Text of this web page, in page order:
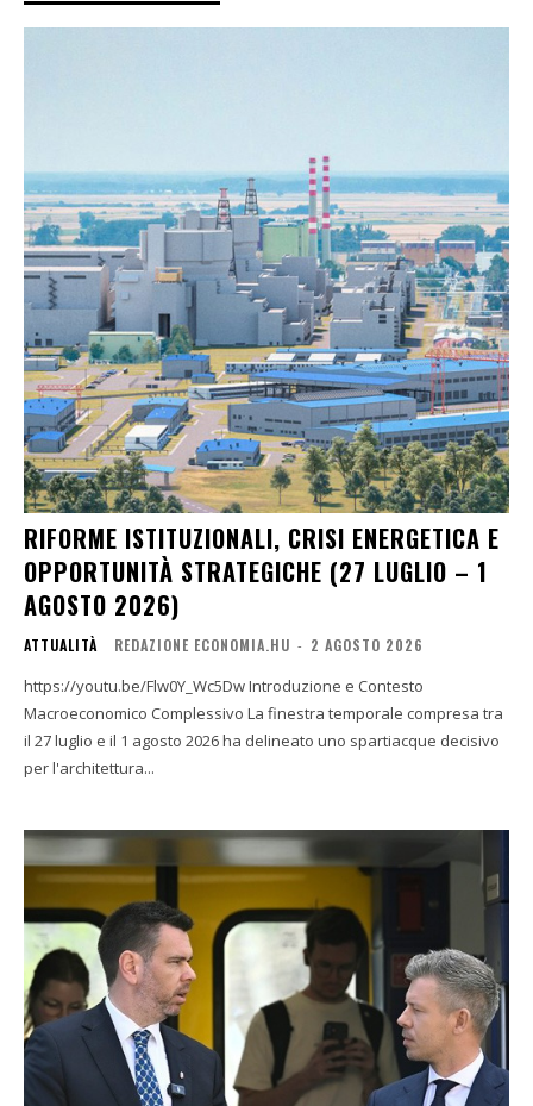
RIFORME ISTITUZIONALI, CRISI ENERGETICA E
OPPORTUNITÀ STRATEGICHE (27 LUGLIO – 1
AGOSTO 2026)
ATTUALITÀ REDAZIONE ECONOMIA.HU - 2 AGOSTO 2026
https://youtu.be/Flw0Y_Wc5Dw Introduzione e Contesto
Macroeconomico Complessivo La finestra temporale compresa tra
il 27 luglio e il 1 agosto 2026 ha delineato uno spartiacque decisivo
per l'architettura...